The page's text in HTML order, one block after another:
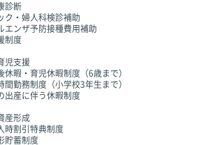
診断
ク・婦人科検診補助
エンザ予防接種費用補助
制度
児支援
休暇・育児休暇制度（6歳まで）
間勤務制度（小学校3年生まで）
出産に伴う休暇制度
産形成
時割引特典制度
貯蓄制度